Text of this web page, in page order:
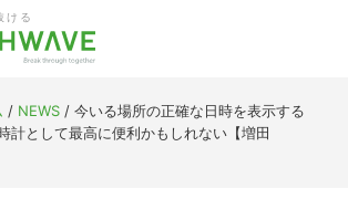
ける
/ NEWS / 今いる場所の正確な日時を表示する
計として最高に便利かもしれない【増田
題の注目キーワード